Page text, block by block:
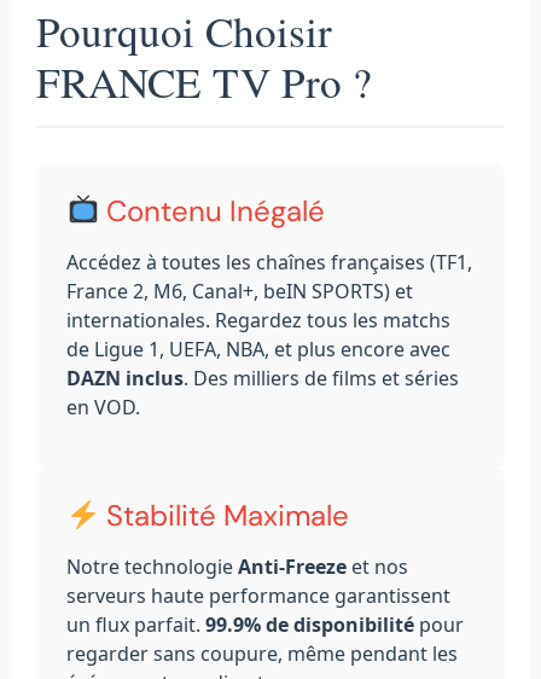
Pourquoi Choisir
FRANCE TV Pro ?
Contenu Inégalé
Accédez à toutes les chaînes françaises (TF1,
France 2, M6, Canal+, beIN SPORTS) et
internationales. Regardez tous les matchs
de Ligue 1, UEFA, NBA, et plus encore avec
DAZN inclus. Des milliers de films et séries
en VOD.
Stabilité Maximale
Notre technologieAnti-Freeze et nos
serveurs haute performance garantissent
un flux parfait. 99.9% de disponibilité pour
regarder sans coupure, même pendant les